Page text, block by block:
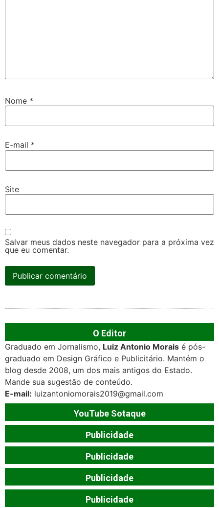
Nome *
E-mail *
Site
Salvar meus dados neste navegador para a próxima vez
que eu comentar.
O Editor
Graduado em Jornalismo, Luiz Antonio Morais é pós-
graduado em Design Gráfico e Publicitário. Mantém o
blog desde 2008, um dos mais antigos do Estado.
Mande sua sugestão de conteúdo.
E-mail: luizantoniomorais2019@gmail.com
YouTube Sotaque
Publicidade
Publicidade
Publicidade
Publicidade